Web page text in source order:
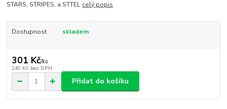
STARS, STRIPES, a STTEL celý popis
Dostupnost skladem
301 Kč/ks
249 Kč bez DPH
Přidat do košíku